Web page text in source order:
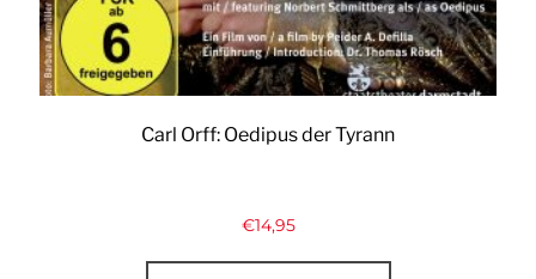
Carl Orff: Oedipus der Tyrann
€14,95